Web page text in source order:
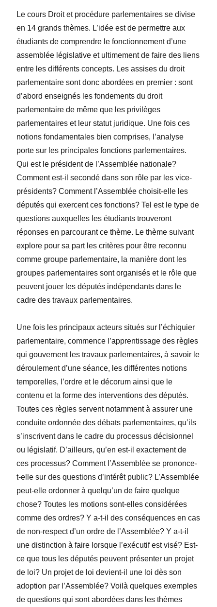
Le cours Droit et procédure parlementaires se divise
en 14 grands thèmes. L’idée est de permettre aux
étudiants de comprendre le fonctionnement d’une
assemblée législative et ultimement de faire des liens
entre les différents concepts. Les assises du droit
parlementaire sont donc abordées en premier : sont
d’abord enseignés les fondements du droit
parlementaire de même que les privilèges
parlementaires et leur statut juridique. Une fois ces
notions fondamentales bien comprises, l’analyse
porte sur les principales fonctions parlementaires.
Qui est le président de l’Assemblée nationale?
Comment est-il secondé dans son rôle par les vice-
présidents? Comment l’Assemblée choisit-elle les
députés qui exercent ces fonctions? Tel est le type de
questions auxquelles les étudiants trouveront
réponses en parcourant ce thème. Le thème suivant
explore pour sa part les critères pour être reconnu
comme groupe parlementaire, la manière dont les
groupes parlementaires sont organisés et le rôle que
peuvent jouer les députés indépendants dans le
cadre des travaux parlementaires.
Une fois les principaux acteurs situés sur l’échiquier
parlementaire, commence l’apprentissage des règles
qui gouvernent les travaux parlementaires, à savoir le
déroulement d’une séance, les différentes notions
temporelles, l’ordre et le décorum ainsi que le
contenu et la forme des interventions des députés.
Toutes ces règles servent notamment à assurer une
conduite ordonnée des débats parlementaires, qu’ils
s’inscrivent dans le cadre du processus décisionnel
ou législatif. D’ailleurs, qu’en est-il exactement de
ces processus? Comment l’Assemblée se prononce-
t-elle sur des questions d’intérêt public? L’Assemblée
peut-elle ordonner à quelqu’un de faire quelque
chose? Toutes les motions sont-elles considérées
comme des ordres? Y a-t-il des conséquences en cas
de non-respect d’un ordre de l’Assemblée? Y a-t-il
une distinction à faire lorsque l’exécutif est visé? Est-
ce que tous les députés peuvent présenter un projet
de loi? Un projet de loi devient-il une loi dès son
adoption par l’Assemblée? Voilà quelques exemples
de questions qui sont abordées dans les thèmes